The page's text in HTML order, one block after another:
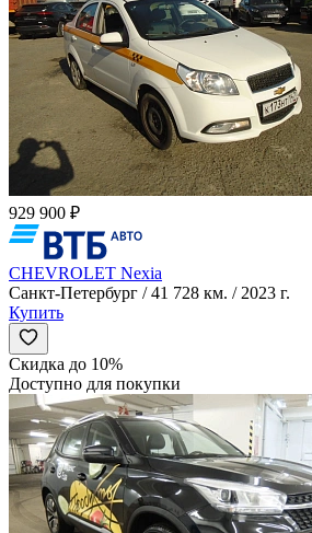
929 900 ₽
CHEVROLET Nexia
Санкт-Петербург / 41 728 км. / 2023 г.
Купить
Скидка до 10%
Доступно для покупки